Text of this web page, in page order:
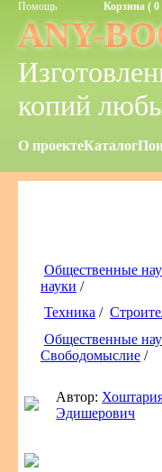
Помощь Корзина ( 0
ANY-
копий
О проектеКаталог
Общественные
науки /
Техника /
Общественные
Свободомыслие /
Автор:
Эдишерович